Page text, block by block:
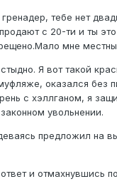
тебе нет
с 20-ти и ты
мне
Я вот такой
оказался без
с хэллганом, я
увольнении.
предложил на
и отмахнувшись